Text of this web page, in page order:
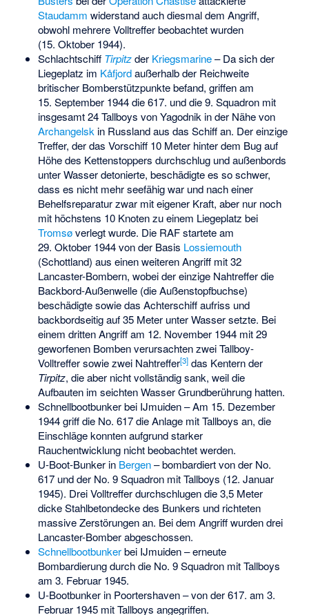
Staudamm widerstand auch diesmal dem Angriff,
obwohl mehrere Volltreffer beobachtet wurden
(15. Oktober 1944).
Schlachtschiff Tirpitzder Kriegsmarine– Da sich der
Liegeplatz im Kåfjordaußerhalb der Reichweite
britischer Bomberstützpunkte befand, griffen am
15. September 1944 die 617. und die 9. Squadron mit
insgesamt 24 Tallboys vonYagodnik in der Nähe von
Archangelsk in Russland aus das Schiff an. Der einzige
Treffer, der das Vorschiff 10 Meter hinter dem Bug auf
Höhe des Kettenstoppers durchschlug und außenbords
unter Wasser detonierte, beschädigte es so schwer,
dass es nicht mehr seefähig war und nach einer
Behelfsreparatur zwar mit eigener Kraft, aber nur noch
mit höchstens 10 Knoten zu einem Liegeplatz bei
Tromsøverlegt wurde. Die RAF startete am
29. Oktober 1944 von der Basis Lossiemouth
(Schottland) aus einen weiteren Angriff mit 32
Lancaster-Bombern, wobei der einzige Nahtreffer die
Backbord-Außenwelle (die Außenstopfbuchse)
beschädigte sowie das Achterschiff aufriss und
backbordseitig auf 35 Meter unter Wasser setzte. Bei
einem dritten Angriff am 12. November 1944 mit 29
geworfenen Bomben verursachten zwei Tallboy-
Volltreffer sowie zwei Nahtreffer[3]das Kentern der
Tirpitz, die aber nicht vollständig sank, weil die
Aufbauten im seichten Wasser Grundberührung hatten.
Schnellbootbunker bei IJmuiden– Am 15. Dezember
1944 griff die No. 617 die Anlage mit Tallboys an, die
Einschläge konnten aufgrund starker
Rauchentwicklung nicht beobachtet werden.
U-Boot-Bunker in Bergen– bombardiert von der No.
617 und der No. 9 Squadron mit Tallboys (12. Januar
1945). Drei Volltreffer durchschlugen die 3,5 Meter
dicke Stahlbetondecke des Bunkers und richteten
massive Zerstörungen an. Bei dem Angriff wurden drei
Lancaster-Bomber abgeschossen.
Schnellbootbunkerbei IJmuiden – erneute
Bombardierung durch die No. 9 Squadron mit Tallboys
am 3. Februar 1945.
U-Bootbunker in Poortershaven– von der 617. am 3.
Februar 1945 mit Tallboys angegriffen.